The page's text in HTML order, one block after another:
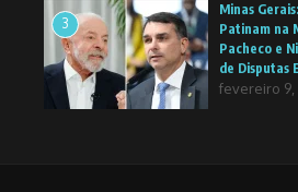
3
Minas
Patinam na
Pacheco e
de Disputas
fevereiro 9,